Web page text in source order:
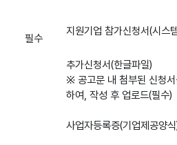
필수
지원기업 참가신청서(시스
추가신청서(한글파일)
※ 공고문 내 첨부된 신청
하여, 작성 후 업로드(필수)
사업자등록증(기업제공양